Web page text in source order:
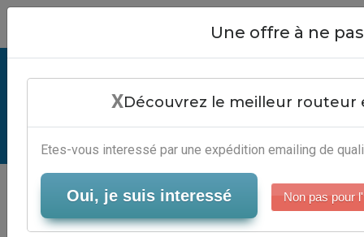
Comment Faire Emailing Html -
Services Marketing Direct
Serveur-Emailing
Close
Une offre à ne
XDécouvrez le meilleur routeur
Etes-vous interessé par une expédition emailing de
Oui, je suis interessé Non pas pour